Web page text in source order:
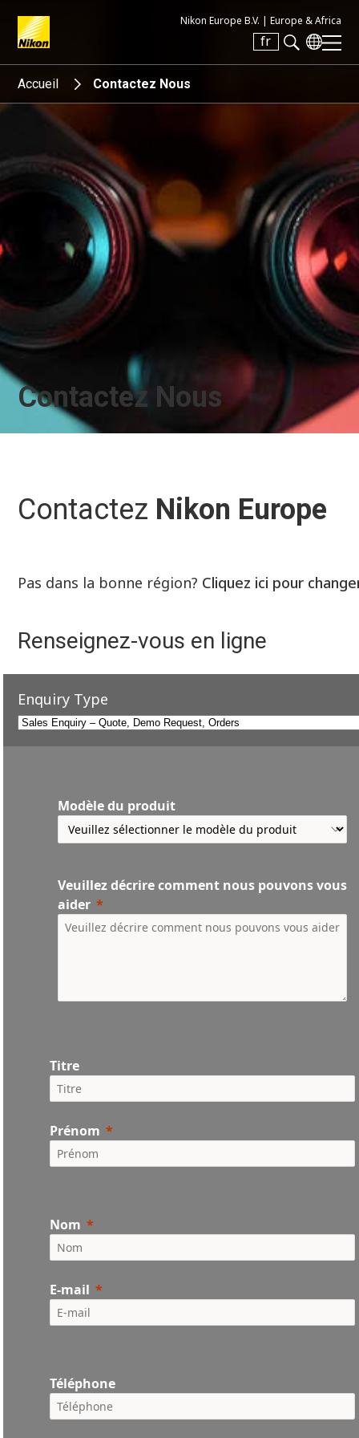
Nikon Europe B.V. | Europe & Africa
fr
Search keyword(s)
Accueil Contactez Nous
Contactez Nous
Contactez Nikon Europe
Pas dans la bonne région? Cliquez ici pour
Renseignez-vous en ligne
Enquiry Type
Modèle du produit
Veuillez décrire comment nous pouvons vous
aider
Titre
Prénom
Nom
E-mail
Téléphone